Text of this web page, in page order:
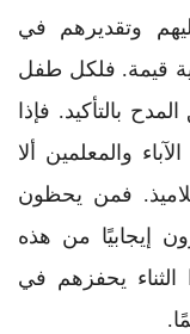
وتقديرهم في
قيمة. فلكل طفل
بالتأكيد. فإذا
والمعلمين ألا
فمن يحظون
إيجابيًا من هذه
يحفزهم في